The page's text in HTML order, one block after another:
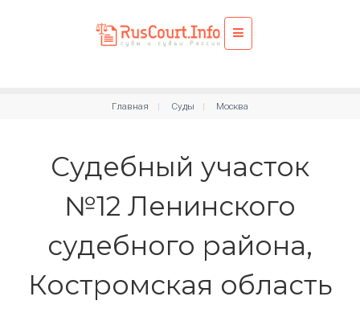
Главная Суды Москва
Судебный участок
№12 Ленинского
судебного района,
Костромская область